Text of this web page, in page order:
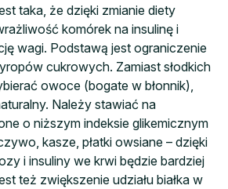
taka, że dzięki zmianie diety
komórek na insulinę i
wagi. Podstawą jest ograniczenie
cukrowych. Zamiast słodkich
owoce (bogate w błonnik),
Należy stawiać na
o niższym indeksie glikemicznym
kasze, płatki owsiane – dzięki
i insuliny we krwi będzie bardziej
też zwiększenie udziału białka w